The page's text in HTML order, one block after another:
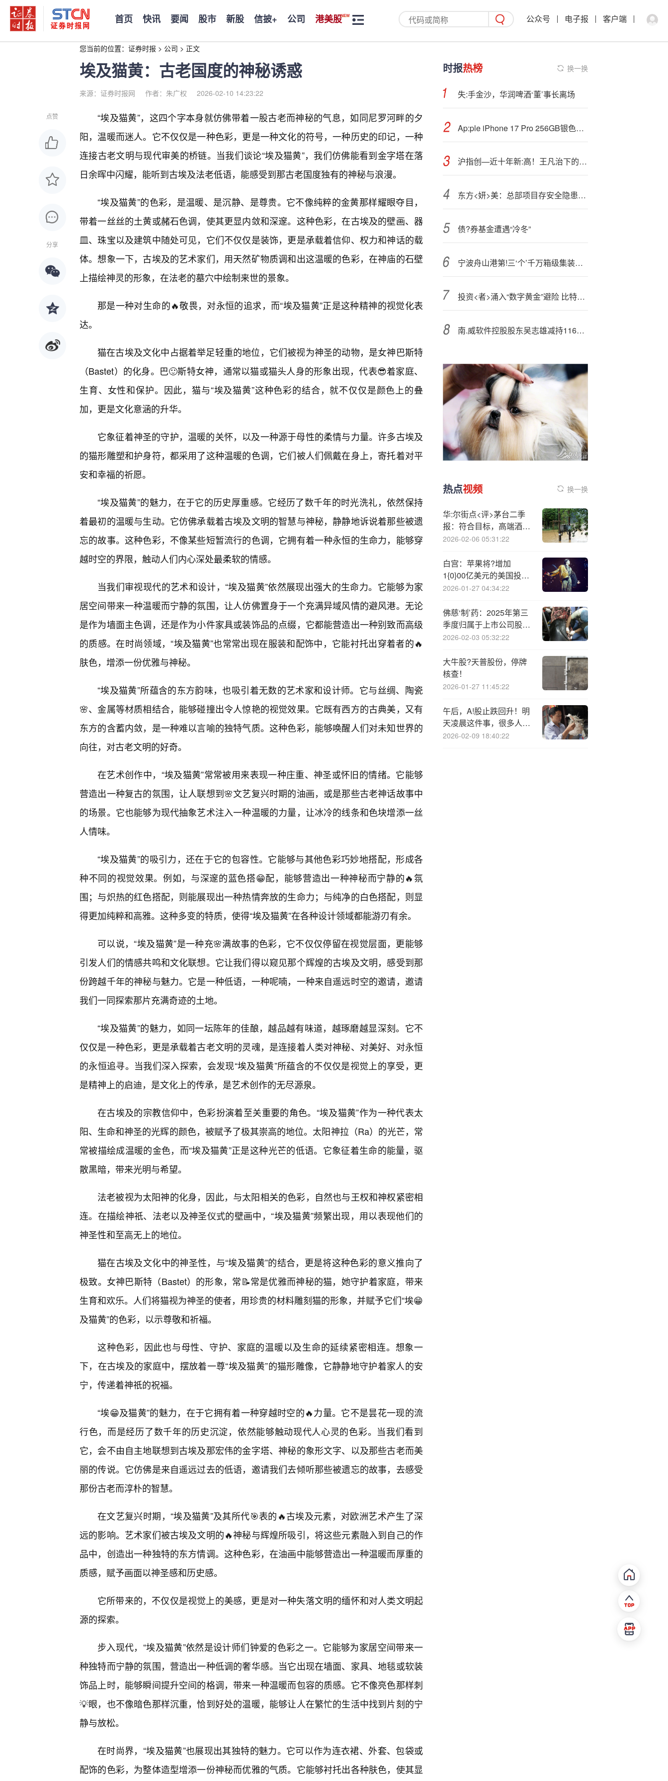
首页 快讯 要闻 股市 新股 信披+ 公司 港美股 公众号 电子报 客户端
您当前的位置： 证券时报 > 公司 > 正文
埃及猫黄：古老国度的神秘诱惑
来源：证券时报网 作者：朱广权 2026-02-10 14:23:22
点赞
分享
“埃及猫黄”，这四个字本身就仿佛带着一股古老而神秘的气息，如同尼罗河畔的夕
阳，温暖而迷人。它不仅仅是一种色彩，更是一种文化的符号，一种历史的印记，一种
连接古老文明与现代审美的桥链。当我们谈论“埃及猫黄”，我们仿佛能看到金字塔在落
日余晖中闪耀，能听到古埃及法老低语，能感受到那古老国度独有的神秘与浪漫。
“埃及猫黄”的色彩，是温暖、是沉静、是尊贵。它不像纯粹的金黄那样耀眼夺目，
带着一丝丝的土黄或赭石色调，使其更显内敛和深邃。这种色彩，在古埃及的壁画、器
皿、珠宝以及建筑中随处可见，它们不仅仅是装饰，更是承载着信仰、权力和神话的载
体。想象一下，古埃及的艺术家们，用天然矿物质调和出这温暖的色彩，在神庙的石壁
上描绘神灵的形象，在法老的墓穴中绘制来世的景象。
那是一种对生命的🔥敬畏，对永恒的追求，而“埃及猫黄”正是这种精神的视觉化表
达。
猫在古埃及文化中占据着举足轻重的地位，它们被视为神圣的动物，是女神巴斯特
（Bastet）的化身。巴🙂斯特女神，通常以猫或猫头人身的形象出现，代表😎着家庭、
生育、女性和保护。因此，猫与“埃及猫黄”这种色彩的结合，就不仅仅是颜色上的叠
加，更是文化意涵的升华。
它象征着神圣的守护，温暖的关怀，以及一种源于母性的柔情与力量。许多古埃及
的猫形雕塑和护身符，都采用了这种温暖的色调，它们被人们佩戴在身上，寄托着对平
安和幸福的祈愿。
“埃及猫黄”的魅力，在于它的历史厚重感。它经历了数千年的时光洗礼，依然保持
着最初的温暖与生动。它仿佛承载着古埃及文明的智慧与神秘，静静地诉说着那些被遗
忘的故事。这种色彩，不像某些短暂流行的色调，它拥有着一种永恒的生命力，能够穿
越时空的界限，触动人们内心深处最柔软的情感。
当我们审视现代的艺术和设计，“埃及猫黄”依然展现出强大的生命力。它能够为家
居空间带来一种温暖而宁静的氛围，让人仿佛置身于一个充满异域风情的避风港。无论
是作为墙面主色调，还是作为小件家具或装饰品的点缀，它都能营造出一种别致而高级
的质感。在时尚领域，“埃及猫黄”也常常出现在服装和配饰中，它能衬托出穿着者的🔥
肤色，增添一份优雅与神秘。
“埃及猫黄”所蕴含的东方韵味，也吸引着无数的艺术家和设计师。它与丝绸、陶瓷
🌸、金属等材质相结合，能够碰撞出令人惊艳的视觉效果。它既有西方的古典美，又有
东方的含蓄内敛，是一种难以言喻的独特气质。这种色彩，能够唤醒人们对未知世界的
向往，对古老文明的好奇。
在艺术创作中，“埃及猫黄”常常被用来表现一种庄重、神圣或怀旧的情绪。它能够
营造出一种复古的氛围，让人联想到🌸文艺复兴时期的油画，或是那些古老神话故事中
的场景。它也能够为现代抽象艺术注入一种温暖的力量，让冰冷的线条和色块增添一丝
人情味。
“埃及猫黄”的吸引力，还在于它的包容性。它能够与其他色彩巧妙地搭配，形成各
种不同的视觉效果。例如，与深邃的蓝色搭😁配，能够营造出一种神秘而宁静的🔥氛
围；与炽热的红色搭配，则能展现出一种热情奔放的生命力；与纯净的白色搭配，则显
得更加纯粹和高雅。这种多变的特质，使得“埃及猫黄”在各种设计领域都能游刃有余。
可以说，“埃及猫黄”是一种充🌸满故事的色彩，它不仅仅停留在视觉层面，更能够
引发人们的情感共鸣和文化联想。它让我们得以窥见那个辉煌的古埃及文明，感受到那
份跨越千年的神秘与魅力。它是一种低语，一种呢喃，一种来自遥远时空的邀请，邀请
我们一同探索那片充满奇迹的土地。
“埃及猫黄”的魅力，如同一坛陈年的佳酿，越品越有味道，越琢磨越显深刻。它不
仅仅是一种色彩，更是承载着古老文明的灵魂，是连接着人类对神秘、对美好、对永恒
的永恒追寻。当我们深入探索，会发现“埃及猫黄”所蕴含的不仅仅是视觉上的享受，更
是精神上的启迪，是文化上的传承，是艺术创作的无尽源泉。
在古埃及的宗教信仰中，色彩扮演着至关重要的角色。“埃及猫黄”作为一种代表太
阳、生命和神圣的光辉的颜色，被赋予了极其崇高的地位。太阳神拉（Ra）的光芒，常
常被描绘成温暖的金色，而“埃及猫黄”正是这种光芒的低语。它象征着生命的能量，驱
散黑暗，带来光明与希望。
法老被视为太阳神的化身，因此，与太阳相关的色彩，自然也与王权和神权紧密相
连。在描绘神祇、法老以及神圣仪式的壁画中，“埃及猫黄”频繁出现，用以表现他们的
神圣性和至高无上的地位。
猫在古埃及文化中的神圣性，与“埃及猫黄”的结合，更是将这种色彩的意义推向了
极致。女神巴斯特（Bastet）的形象，常📝常是优雅而神秘的猫，她守护着家庭，带来
生育和欢乐。人们将猫视为神圣的使者，用珍贵的材料雕刻猫的形象，并赋予它们“埃😁
及猫黄”的色彩，以示尊敬和祈福。
这种色彩，因此也与母性、守护、家庭的温暖以及生命的延续紧密相连。想象一
下，在古埃及的家庭中，摆放着一尊“埃及猫黄”的猫形雕像，它静静地守护着家人的安
宁，传递着神祇的祝福。
“埃😁及猫黄”的魅力，在于它拥有着一种穿越时空的🔥力量。它不是昙花一现的流
行色，而是经历了数千年的历史沉淀，依然能够触动现代人心灵的色彩。当我们看到
它，会不由自主地联想到古埃及那宏伟的金字塔、神秘的象形文字、以及那些古老而美
丽的传说。它仿佛是来自遥远过去的低语，邀请我们去倾听那些被遗忘的故事，去感受
那份古老而淳朴的智慧。
在文艺复兴时期，“埃及猫黄”及其所代🎯表的🔥古埃及元素，对欧洲艺术产生了深
远的影响。艺术家们被古埃及文明的🔥神秘与辉煌所吸引，将这些元素融入到自己的作
品中，创造出一种独特的东方情调。这种色彩，在油画中能够营造出一种温暖而厚重的
质感，赋予画面以神圣感和历史感。
它所带来的，不仅仅是视觉上的美感，更是对一种失落文明的缅怀和对人类文明起
源的探索。
步入现代，“埃及猫黄”依然是设计师们钟爱的色彩之一。它能够为家居空间带来一
种独特而宁静的氛围，营造出一种低调的奢华感。当它出现在墙面、家具、地毯或软装
饰品上时，能够瞬间提升空间的格调，带来一种温暖而包容的质感。它不像亮色那样刺
💡眼，也不像暗色那样沉重，恰到好处的温暖，能够让人在繁忙的生活中找到片刻的宁
静与放松。
在时尚界，“埃及猫黄”也展现出其独特的魅力。它可以作为连衣裙、外套、包袋或
配饰的色彩，为整体造型增添一份神秘而优雅的气质。它能够衬托出各种肤色，使其显
时报热榜 换一换
失:手金沙，华润啤酒‘董’事长离场
Ap:ple iPhone 17 Pro 256GB银色到手5739元
沪指创—近十年新:高！王凡治下的广发基金，高位发行未回本基金数量居业内第一
东方<妍>美：总部项目存安全隐患被整改，子公司竟没有质量管理体系！财务风险失控业务或永远无法盈利
债?券基金遭遇“冷冬”
宁波舟山港第!三‘个’千万箱级集装箱港口群开工
投资<者>涌入“数字黄金”避险 比特币强势突破12万美元大关
南.威软件控股股东吴志雄减持1161万股完毕
热点视频 换一换
华:尔街点<评>茅台二季
报：符合目标，高端酒依
旧稳健，需求疲软和库存
2026-02-06 05:31:22
白宫：苹果将?增加
1{0}00亿美元的美国投资
承诺
2026-01-27 04:34:22
佛慈‘制’药：2025年第三
季度归属于上市公司股东
的净利润同比增长
2026-02-03 05:32:22
大牛股?天普股份，停牌
核查！
2026-01-27 11:45:22
午后，A!股止跌回升！明
天凌晨这件事，很多人都
在等
2026-02-09 18:40:22